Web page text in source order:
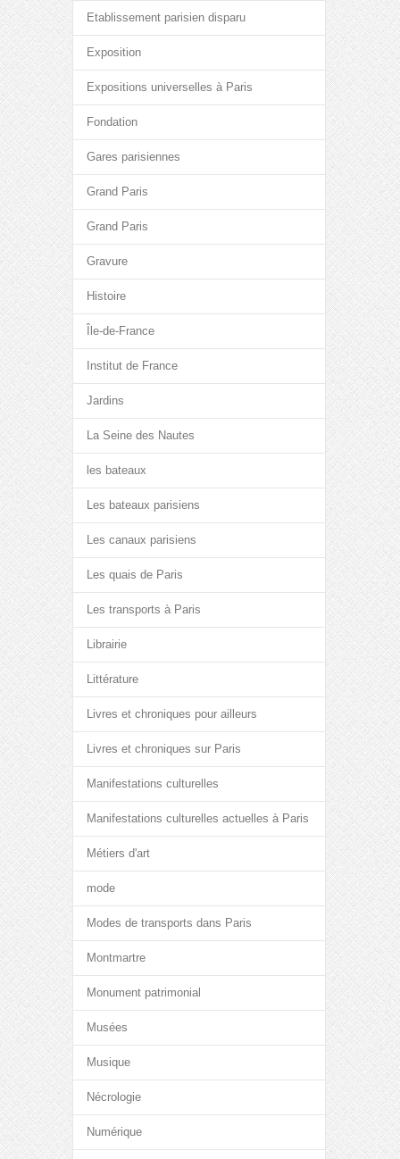
Etablissement parisien disparu
Exposition
Expositions universelles à Paris
Fondation
Gares parisiennes
Grand Paris
Grand Paris
Gravure
Histoire
Île-de-France
Institut de France
Jardins
La Seine des Nautes
les bateaux
Les bateaux parisiens
Les canaux parisiens
Les quais de Paris
Les transports à Paris
Librairie
Littérature
Livres et chroniques pour ailleurs
Livres et chroniques sur Paris
Manifestations culturelles
Manifestations culturelles actuelles à Paris
Métiers d'art
mode
Modes de transports dans Paris
Montmartre
Monument patrimonial
Musées
Musique
Nécrologie
Numérique